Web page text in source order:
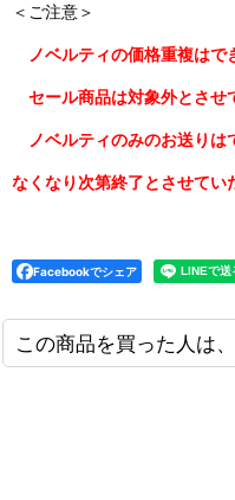
＜ご注意＞
ノベルティの価格重複はで
セール商品は対象外とさせ
ノベルティのみのお送りは
なくなり次第終了とさせてい
Facebookでシェア
この商品を買った人は